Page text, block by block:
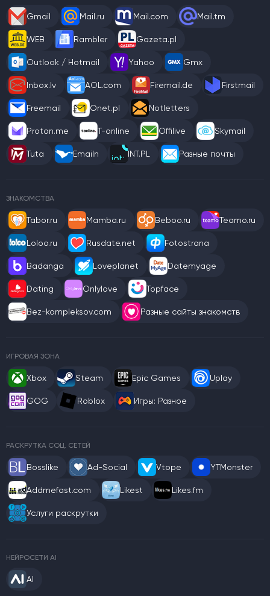
Gmail Mail.ru Mail.com Mail.tm
WEB Rambler Gazeta.pl
Outlook / Hotmail Yahoo Gmx
Inbox.lv AOL.com Firemail.de Firstmail
Freemail Onet.pl Notletters
Proton.me T-online Offilive Skymail
Tuta Emailn INT.PL Разные почты
ЗНАКОМСТВА
Tabor.ru Mamba.ru Beboo.ru Teamo.ru
Loloo.ru Rusdate.net Fotostrana
Badanga Loveplanet Datemyage
Dating Onlylove Topface
Bez-kompleksov.com Разные сайты знакомств
ИГРОВАЯ ЗОНА
Xbox Steam Epic Games Uplay
GOG Roblox Игры: Разное
РАСКРУТКА СОЦ. СЕТЕЙ
Bosslike Ad-Social Vtope YTMonster
Addmefast.com Likest Likes.fm
Услуги раскрутки
НЕЙРОСЕТИ AI
AI